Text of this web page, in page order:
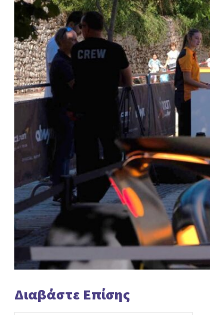
Διαβάστε Επίσης